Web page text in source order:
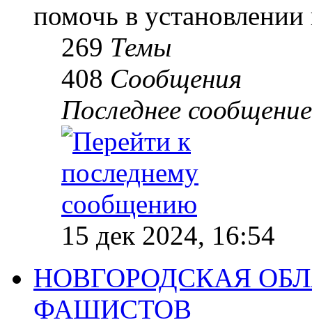
помочь в
269 Темы
408 Сообщения
Последнее сообщение
15 дек 2024, 16:54
НОВГОРОДСКАЯ
ФАШИСТОВ